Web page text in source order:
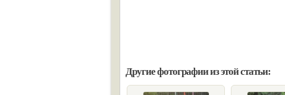
Другие фотографии из этой статьи: